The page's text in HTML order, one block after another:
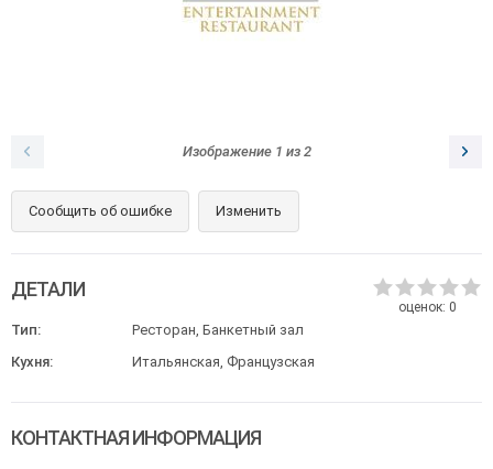
Изображение 1 из 2
Сообщить об ошибке Изменить
оценок: 0
ДЕТАЛИ
Тип:
Ресторан, Банкетный зал
Кухня:
Итальянская, Французская
КОНТАКТНАЯ ИНФОРМАЦИЯ